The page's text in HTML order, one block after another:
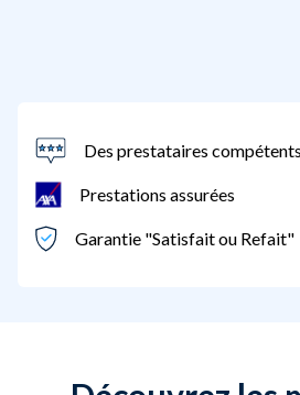
Des prestataires
Prestations assurées
Garantie "Satisfait ou Refait"